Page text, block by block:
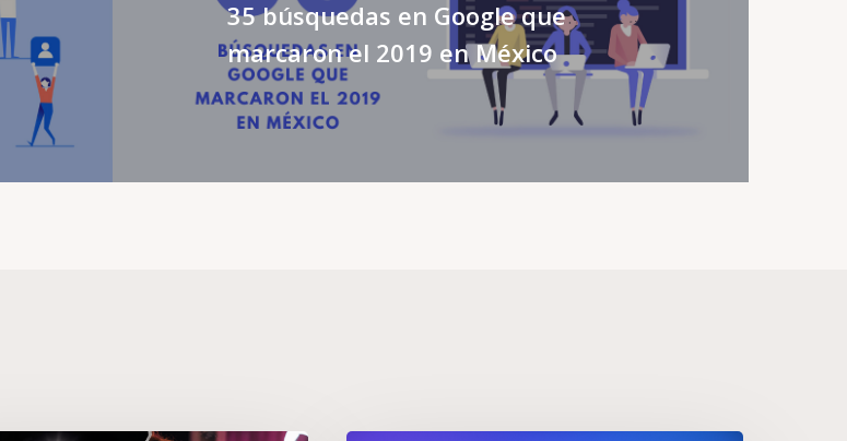
35 búsquedas en Google que
marcaron el 2019 en México